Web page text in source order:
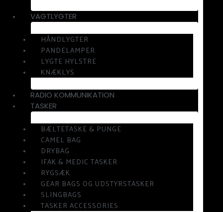
VAGTLYGTER
HÅNDLYGTER
PANDELAMPER
LYGTE HYLSTRE
KNÆKLYS
RADIO KOMMUNIKATION
TASKER
BÆLTETASKE & PUNGE
CAMEL BAG
DRYBAG
IFAK & MEDIC TASKER
RYGSÆK
GEAR BAGS OG UDSTYRSTASKER
SLINGBAGS
TASKER ACCESSORIES